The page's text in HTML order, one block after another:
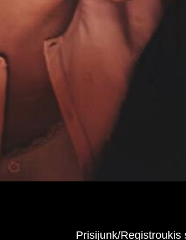
Prisijunk/Registroukis